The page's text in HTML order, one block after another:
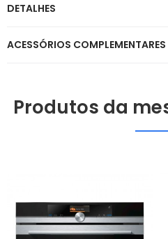
DETALHES
ACESSÓRIOS COMPLEMENTARES
Produtos da